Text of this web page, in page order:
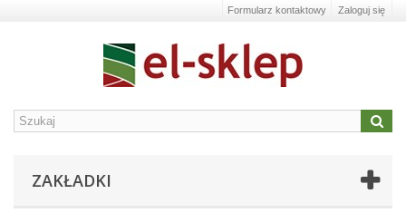
Zaloguj się
Formularz kontaktowy
ZAKŁADKI